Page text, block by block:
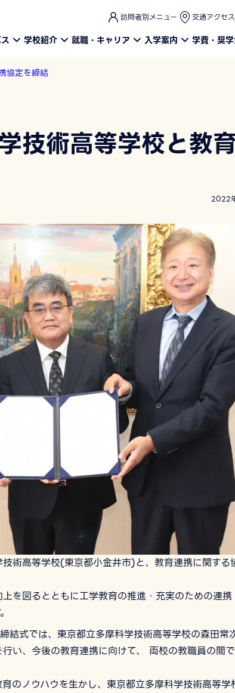
このページの本文へ
訪問者別メニュー 交通アクセス
学校紹介 就職・キャリア 入学案内 学費・奨
協定を締結
技術高等学校と教
2022
術高等学校(東京都小金井市)と、教育連携に関する
を図るとともに工学教育の推進・充実のための連
結式では、東京都立多摩科学技術高等学校の森田常
い、今後の教育連携に向けて、 両校の教職員の間
のノウハウを生かし、東京都立多摩科学技術高等学